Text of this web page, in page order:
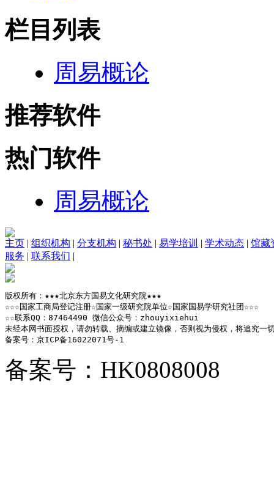
栏目列表
周易概论
推荐软件
热门软件
周易概论
主页 | 组织机构 | 分支机构 | 秘书处 | 易学培训 | 学术动态 | 馆藏
服务 | 联系我们 |
版权所有：★★★北京东方国易文化研究院★★★
☆☆☆国家工商局登记注册☆国家一级研究院单位☆国家国易学研究社团☆☆☆
☆☆联系QQ：87464490 微信公众号：zhouyixiehui
未经本网书面授权，请勿转载、摘编或建立镜像，否则视为侵权，将追究一
备案号：京ICP备16022071号-1
备案号：HK0808008